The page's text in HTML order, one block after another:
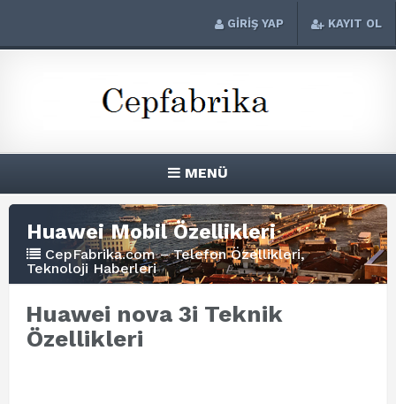
GİRİŞ YAP KAYIT OL
MENÜ
Huawei Mobil Özellikleri
CepFabrika.com – Telefon Özellikleri,
Teknoloji Haberleri
Huawei nova 3i Teknik
Özellikleri